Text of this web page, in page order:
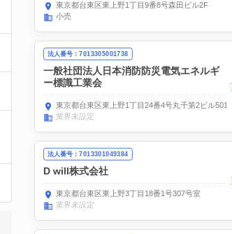
東京都台東区東上野1丁目9番8号森田ビル2F
小売
法人番号：7013305001738
一般社団法人日本消防防災電気エネルギ
ー標識工業会
東京都台東区東上野1丁目24番4号丸千第2ビル501号
業界未設定
法人番号：7013301049384
D will株式会社
東京都台東区東上野3丁目18番1号307号室
業界未設定